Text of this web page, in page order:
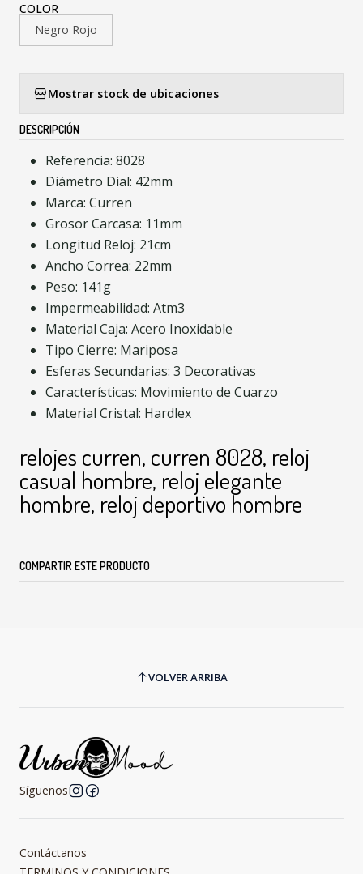
COLOR
Negro Rojo
Mostrar stock de ubicaciones
DESCRIPCIÓN
Referencia: 8028
Diámetro Dial: 42mm
Marca: Curren
Grosor Carcasa: 11mm
Longitud Reloj: 21cm
Ancho Correa: 22mm
Peso: 141g
Impermeabilidad: Atm3
Material Caja: Acero Inoxidable
Tipo Cierre: Mariposa
Esferas Secundarias: 3 Decorativas
Características: Movimiento de Cuarzo
Material Cristal: Hardlex
relojes curren, curren 8028, reloj
casual hombre, reloj elegante
hombre, reloj deportivo hombre
COMPARTIR ESTE PRODUCTO
VOLVER ARRIBA
Síguenos
Contáctanos